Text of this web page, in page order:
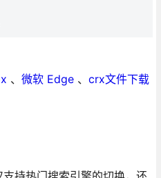
、 微软 Edge、 crx文件下载